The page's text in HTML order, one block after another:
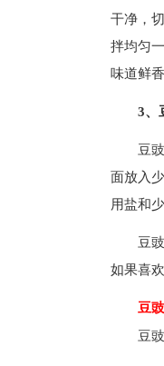
干净，
拌均匀
味道鲜
3、
豆
面放入
用盐和
豆
如果喜
豆豉
豆